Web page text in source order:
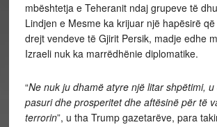
mbështetja e Teheranit ndaj grupeve të
Lindjen e Mesme ka krijuar një hapësirë
drejt vendeve të Gjirit Persik, madje edhe
Izraeli nuk ka marrëdhënie diplomatike.
“Ne nuk ju dhamë atyre një litar shpëtimi,
pasuri dhe prosperitet dhe aftësinë për të
terrorin”, u tha Trump gazetarëve, para